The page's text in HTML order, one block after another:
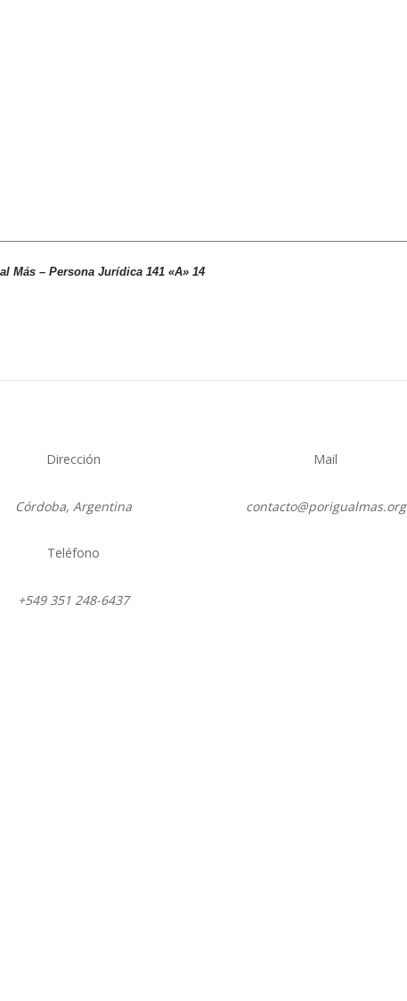
Más – PersonaJurídica 141 «A» 14
Dirección
Córdoba, Argentina
Teléfono
+549 351 248-6437
Mail
contacto@porigualmas.org